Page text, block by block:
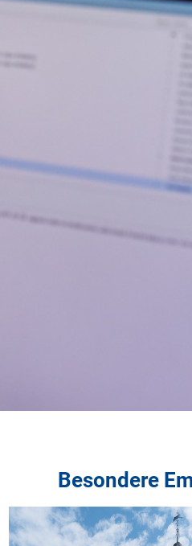
Besondere